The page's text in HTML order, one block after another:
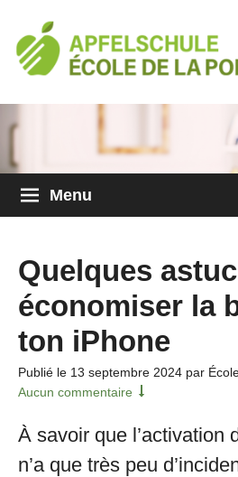
Menu
Quelques
économiser la
ton iPhone
Publié le 13 septembre 2024 par
Aucun commentaire
À savoir que l’activation
n’a que très peu